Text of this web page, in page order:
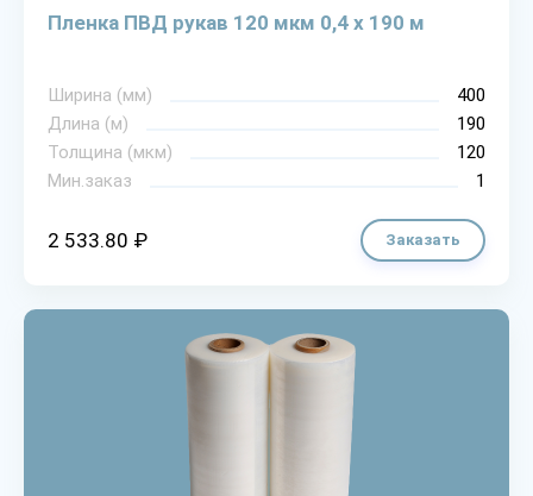
Пленка ПВД рукав 120 мкм 0,4 х 190 м
Ширина (мм)
400
Длина (м)
190
Толщина (мкм)
120
Мин.заказ
1
2 533.80 ₽ Заказать